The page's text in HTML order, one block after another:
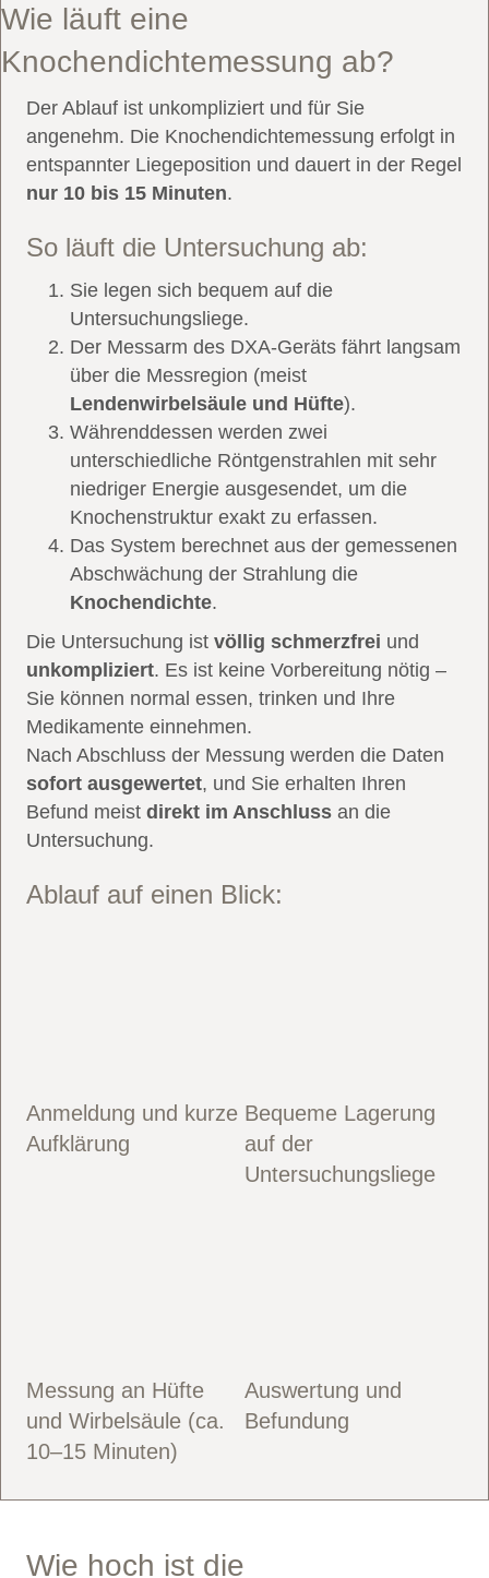
Wie läuft eine
Knochendichtemessung ab?
Der Ablauf ist unkompliziert und für Sie
angenehm. Die Knochendichtemessung erfolgt in
entspannter Liegeposition und dauert in der Regel
nur 10 bis 15 Minuten.
So läuft die Untersuchung ab:
Sie legen sich bequem auf die
Untersuchungsliege.
Der Messarm des DXA-Geräts fährt langsam
über die Messregion (meist
Lendenwirbelsäule und Hüfte).
Währenddessen werden zwei
unterschiedliche Röntgenstrahlen mit sehr
niedriger Energie ausgesendet, um die
Knochenstruktur exakt zu erfassen.
Das System berechnet aus der gemessenen
Abschwächung der Strahlung die
Knochendichte.
Die Untersuchung ist völlig schmerzfrei und
unkompliziert. Es ist keine Vorbereitung nötig –
Sie können normal essen, trinken und Ihre
Medikamente einnehmen.
Nach Abschluss der Messung werden die Daten
sofort ausgewertet, und Sie erhalten Ihren
Befund meist direkt im Anschluss an die
Untersuchung.
Ablauf auf einen Blick:
Anmeldung und kurze
Aufklärung
Bequeme Lagerung
auf der
Untersuchungsliege
Messung an Hüfte
und Wirbelsäule (ca.
10–15 Minuten)
Auswertung und
Befundung
Wie hoch ist die